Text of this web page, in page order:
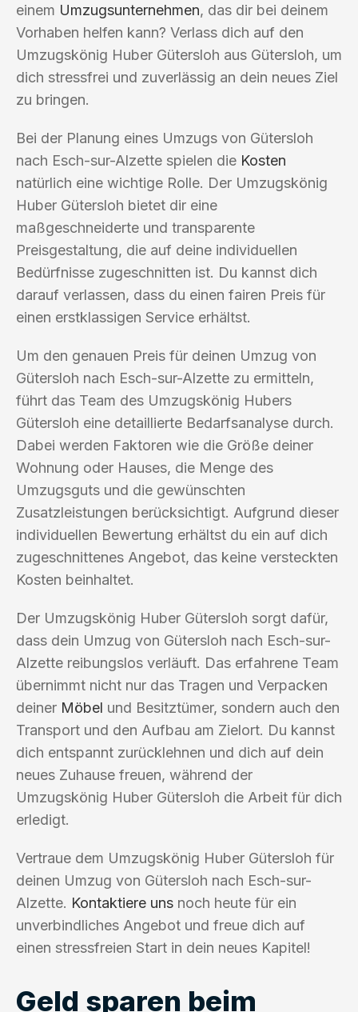
einem Umzugsunternehmen, das dir bei deinem
Vorhaben helfen kann? Verlass dich auf den
Umzugskönig Huber Gütersloh aus Gütersloh, um
dich stressfrei und zuverlässig an dein neues Ziel
zu bringen.
Bei der Planung eines Umzugs von Gütersloh
nach Esch-sur-Alzette spielen die Kosten
natürlich eine wichtige Rolle. Der Umzugskönig
Huber Gütersloh bietet dir eine
maßgeschneiderte und transparente
Preisgestaltung, die auf deine individuellen
Bedürfnisse zugeschnitten ist. Du kannst dich
darauf verlassen, dass du einen fairen Preis für
einen erstklassigen Service erhältst.
Um den genauen Preis für deinen Umzug von
Gütersloh nach Esch-sur-Alzette zu ermitteln,
führt das Team des Umzugskönig Hubers
Gütersloh eine detaillierte Bedarfsanalyse durch.
Dabei werden Faktoren wie die Größe deiner
Wohnung oder Hauses, die Menge des
Umzugsguts und die gewünschten
Zusatzleistungen berücksichtigt. Aufgrund dieser
individuellen Bewertung erhältst du ein auf dich
zugeschnittenes Angebot, das keine versteckten
Kosten beinhaltet.
Der Umzugskönig Huber Gütersloh sorgt dafür,
dass dein Umzug von Gütersloh nach Esch-sur-
Alzette reibungslos verläuft. Das erfahrene Team
übernimmt nicht nur das Tragen und Verpacken
deiner Möbel und Besitztümer, sondern auch den
Transport und den Aufbau am Zielort. Du kannst
dich entspannt zurücklehnen und dich auf dein
neues Zuhause freuen, während der
Umzugskönig Huber Gütersloh die Arbeit für dich
erledigt.
Vertraue dem Umzugskönig Huber Gütersloh für
deinen Umzug von Gütersloh nach Esch-sur-
Alzette. Kontaktiere uns noch heute für ein
unverbindliches Angebot und freue dich auf
einen stressfreien Start in dein neues Kapitel!
Geld sparen beim